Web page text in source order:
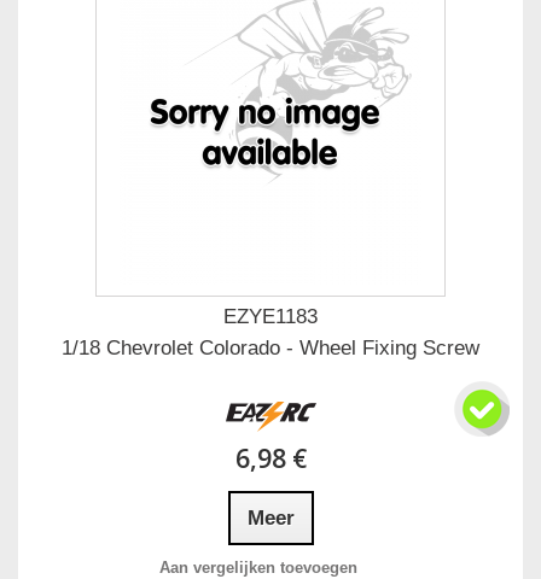
EZYE1183
1/18 Chevrolet Colorado - Wheel Fixing Screw
6,98 €
Meer
Aan vergelijken toevoegen